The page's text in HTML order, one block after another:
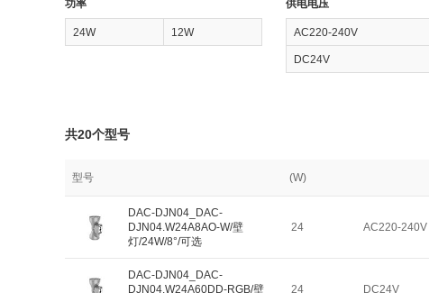
功率
24W 12W
供电电压
AC220-240V
DC24V
共20个型号
型号 (W)
DAC-DJN04_DAC-
DJN04.W24A8AO-W/壁
灯/24W/8°/可选
24 AC220-240V
DAC-DJN04_DAC-
DJN04.W24A60DD-RGB/壁
24 DC24V